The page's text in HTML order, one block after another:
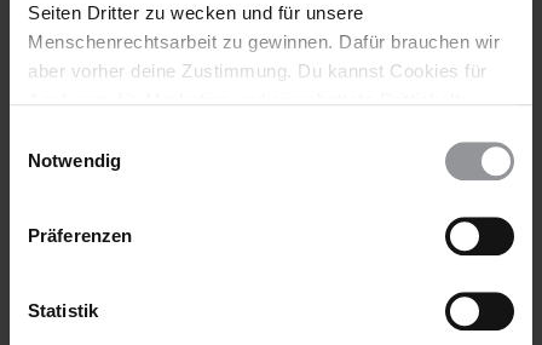
Seiten Dritter zu wecken und für unsere
Menschenrechtsarbeit zu gewinnen. Dafür brauchen wir
aber vorher deine Zustimmung. Du kannst Cookies für
wieder ändern. Diesen Banner kannst Du über den Link
Notwendig
Präferenzen
Statistik
23. SEPTEMBER 2009
Hinrichtung gestoppt
Länder